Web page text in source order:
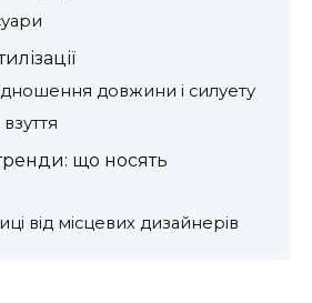
довжини і силуету
що носять
від місцевих дизайнерів